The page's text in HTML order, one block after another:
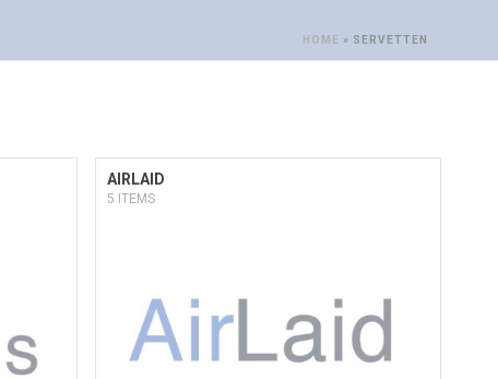
HOME » SERVETTEN
AIRLAID
5 ITEMS